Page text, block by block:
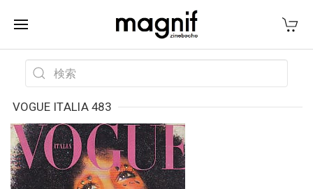
VOGUE ITALIA 483